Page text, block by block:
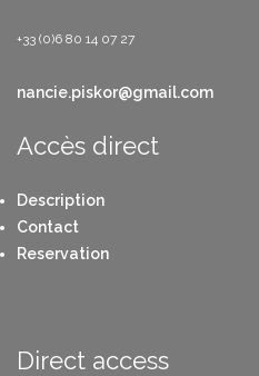
+33 (0)6 80 14 07 27
nancie.piskor@gmail.com
Accès direct
Description
Contact
Reservation
Direct access